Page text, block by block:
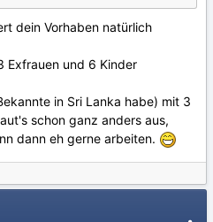
dein Vorhaben natürlich
Exfrauen und 6 Kinder
in Sri Lanka habe) mit 3
schon ganz anders aus,
dann eh gerne arbeiten.